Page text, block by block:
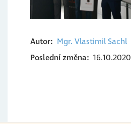
Autor Mgr. VlastimilSachl
Poslední změna 16.10.2020